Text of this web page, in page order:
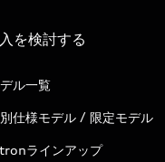
を検討する
ル一覧
仕様モデル / 限定モデル
ラインアップ